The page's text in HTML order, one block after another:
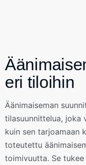
eri tiloihin
Äänimaiseman
tilasuunnittelua, joka
kuin sen tarjoamaan
toteutettu
toimivuutta. Se tukee